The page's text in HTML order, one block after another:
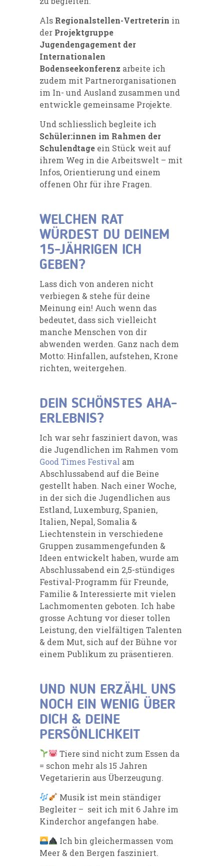
Als Regionalstellen-Vertreterin in
der Projektgruppe
Jugendengagement der
Internationalen
Bodenseekonferenz arbeite ich
zudem mit Partnerorganisationen
im In- und Ausland zusammen und
entwickle gemeinsame Projekte.
Und schliesslich begleite ich
Schüler:innen im Rahmen der
Schulendtage ein Stück weit auf
ihrem Weg in die Arbeitswelt – mit
Infos, Orientierung und einem
offenen Ohr für ihre Fragen.
WELCHEN RAT
WÜRDEST DU DEINEM
15-JÄHRIGEN ICH
GEBEN?
Lass dich von anderen nicht
verbiegen & stehe für deine
Meinung ein! Auch wenn das
bedeutet, dass sich vielleicht
manche Menschen von dir
abwenden werden. Ganz nach dem
Motto: Hinfallen, aufstehen, Krone
richten, weitergehen.
DEIN SCHÖNSTES AHA-
ERLEBNIS?
Ich war sehr fasziniert davon, was
die Jugendlichen im Rahmen vom
Good Times Festival am
Abschlussabend auf die Beine
gestellt haben. Nach einer Woche,
in der sich die Jugendlichen aus
Estland, Luxemburg, Spanien,
Italien, Nepal, Somalia &
Liechtenstein in verschiedene
Gruppen zusammengefunden &
Ideen entwickelt haben, wurde am
Abschlussabend ein 2,5-stündiges
Festival-Programm für Freunde,
Familie & Interessierte mit vielen
Lachmomenten geboten. Ich habe
grosse Achtung vor dieser tollen
Leistung, den vielfältigen Talenten
& dem Mut, sich auf der Bühne vor
einem Publikum zu präsentieren.
UND NUN ERZÄHL UNS
NOCH EIN WENIG ÜBER
DICH & DEINE
PERSÖNLICHKEIT
Tiere sind nicht zum Essen da
= schon mehr als 15 Jahren
Vegetarierin aus Überzeugung.
Musik ist mein ständiger
Begleiter – seit ich mit 6 Jahre im
Kinderchor angefangen habe.
Ich bin gleichermassen vom
Meer & den Bergen fasziniert.